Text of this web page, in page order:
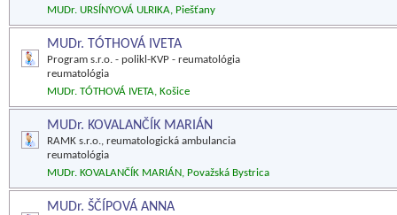
MUDr. URSÍNYOVÁ ULRIKA, Piešťany
MUDr. TÓTHOVÁ IVETA
Program s.r.o. - polikl-KVP - reumatológia
reumatológia
MUDr. TÓTHOVÁ IVETA, Košice
MUDr. KOVALANČÍK MARIÁN
RAMK s.r.o., reumatologická ambulancia
reumatológia
MUDr. KOVALANČÍK MARIÁN, Považská Bystrica
MUDr. ŠČÍPOVÁ ANNA